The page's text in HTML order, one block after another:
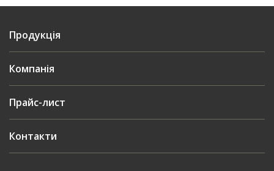
Продукція
Компанія
Прайс-лист
Контакти